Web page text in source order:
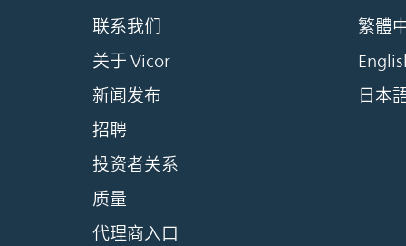
联系我们
关于 Vicor
新闻发布
招聘
投资者关系
质量
代理商入口
繁體
日本